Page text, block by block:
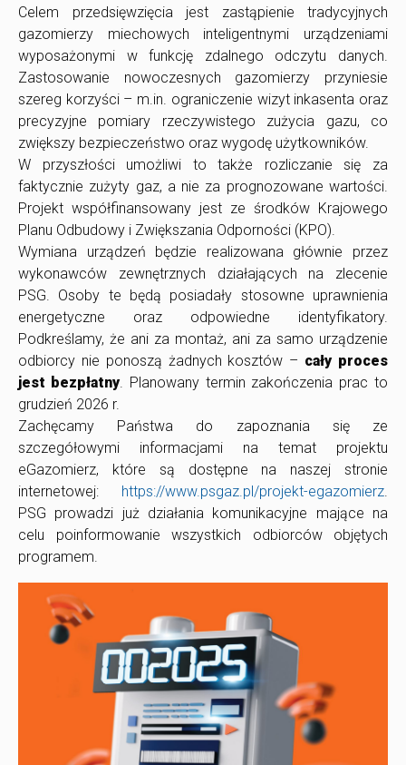
Celem przedsięwzięcia jest zastąpienie tradycyjnych
gazomierzy miechowych inteligentnymi urządzeniami
wyposażonymi w funkcję zdalnego odczytu danych.
Zastosowanie nowoczesnych gazomierzy przyniesie
szereg korzyści – m.in. ograniczenie wizyt inkasenta oraz
precyzyjne pomiary rzeczywistego zużycia gazu, co
zwiększy bezpieczeństwo oraz wygodę użytkowników.
W przyszłości umożliwi to także rozliczanie się za
faktycznie zużyty gaz, a nie za prognozowane wartości.
Projekt współfinansowany jest ze środków Krajowego
Planu Odbudowy i Zwiększania Odporności (KPO).
Wymiana urządzeń będzie realizowana głównie przez
wykonawców zewnętrznych działających na zlecenie
PSG. Osoby te będą posiadały stosowne uprawnienia
energetyczne oraz odpowiedne identyfikatory.
Podkreślamy, że ani za montaż, ani za samo urządzenie
odbiorcy nie ponoszą żadnych kosztów – cały proces
jest bezpłatny. Planowany termin zakończenia prac to
grudzień 2026 r.
Zachęcamy Państwa do zapoznania się ze
szczegółowymi informacjami na temat projektu
eGazomierz, które są dostępne na naszej stronie
internetowej: https://www.psgaz.pl/projekt-egazomierz.
PSG prowadzi już działania komunikacyjne mające na
celu poinformowanie wszystkich odbiorców objętych
programem.